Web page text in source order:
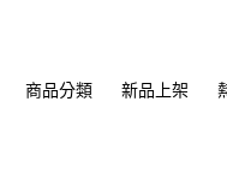
商品分類 新品上架